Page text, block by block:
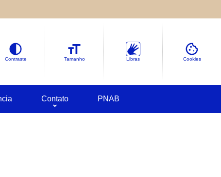
Contraste Tamanho Libras Cookies
Contato PNAB
sobre as informações coletadas.